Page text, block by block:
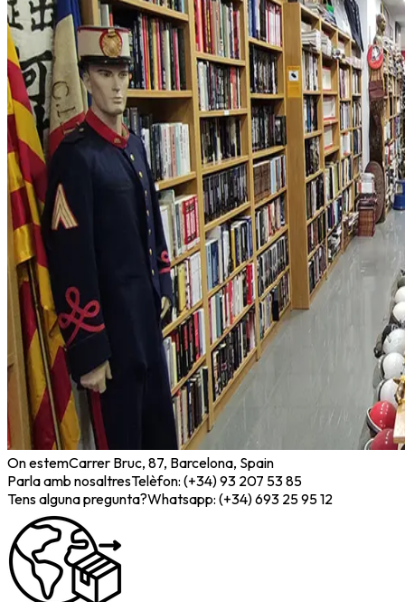
On estemCarrer Bruc, 87, Barcelona, Spain
Parla amb nosaltresTelèfon: (+34) 93 207 53 85
Tens alguna pregunta?Whatsapp: (+34) 693 25 95 12